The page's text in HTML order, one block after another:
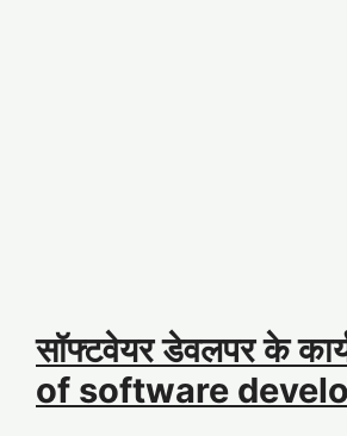
सॉफ्टवेयर डेवलपर के
of software